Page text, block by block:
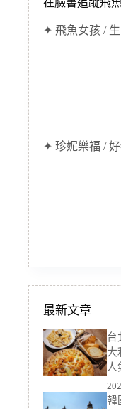
在臉書追蹤飛魚
✦ 飛魚女孩 /
✦ 珍妮樂福 /
最新文章
台
大
人
韓